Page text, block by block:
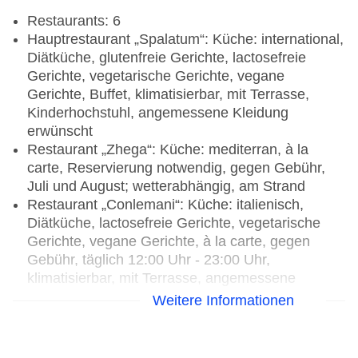
Restaurants: 6
Hauptrestaurant „Spalatum“: Küche: international,
Diätküche, glutenfreie Gerichte, lactosefreie
Gerichte, vegetarische Gerichte, vegane
Gerichte, Buffet, klimatisierbar, mit Terrasse,
Kinderhochstuhl, angemessene Kleidung
erwünscht
Restaurant „Zhega“: Küche: mediterran, à la
carte, Reservierung notwendig, gegen Gebühr,
Juli und August; wetterabhängig, am Strand
Restaurant „Conlemani“: Küche: italienisch,
Diätküche, lactosefreie Gerichte, vegetarische
Gerichte, vegane Gerichte, à la carte, gegen
Gebühr, täglich 12:00 Uhr - 23:00 Uhr,
klimatisierbar, mit Terrasse, angemessene
Weitere Informationen